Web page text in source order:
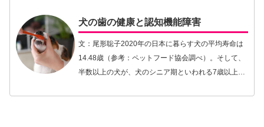
犬の歯の健康と認知機能障害
文：尾形聡子2020年の日本に暮らす犬の平均寿命は
14.48歳（参考：ペットフード協会調べ）。そして、
半数以上の犬が、犬のシニア期といわれる7歳以上に